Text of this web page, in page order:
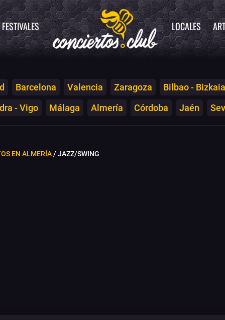
FESTIVALES LOCALES
Barcelona Valencia Zaragoza
Bilbao - Bizkaia
- Vigo Málaga Almería Córdoba Jaén
EN ALMERÍA/ JAZZ/SWING